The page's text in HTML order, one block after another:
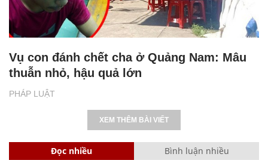
PHÁP LUẬT
Vụ con đánh chết cha ở Quảng Nam: Mâu
thuẫn nhỏ, hậu quả lớn
XEM THÊM BÀI VIẾT
Đọc nhiều Bình luận nhiều